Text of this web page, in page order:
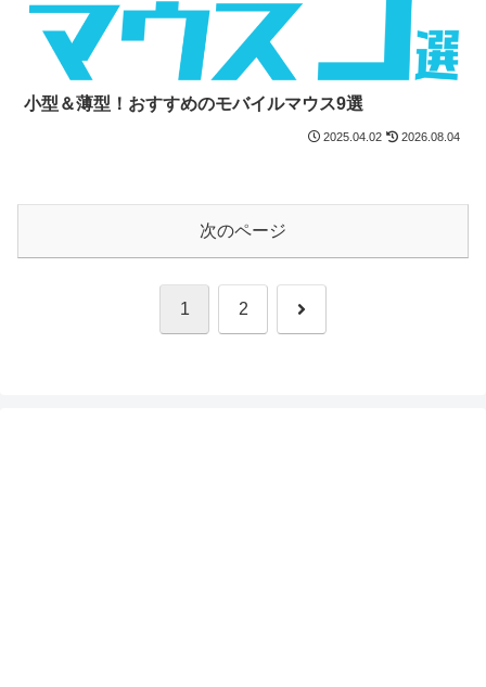
小型＆薄型！おすすめのモバイルマウス9選
2025.04.02 2026.08.04
次のページ
1 2 次